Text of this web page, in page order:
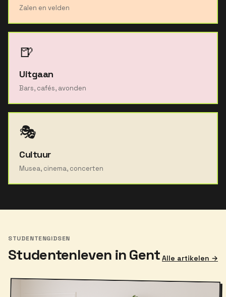
Zalen en velden
🍺
Uitgaan
Bars, cafés, avonden
🎭
Cultuur
Musea, cinema, concerten
STUDENTENGIDSEN
Studentenleven in Gent Alle artikelen →